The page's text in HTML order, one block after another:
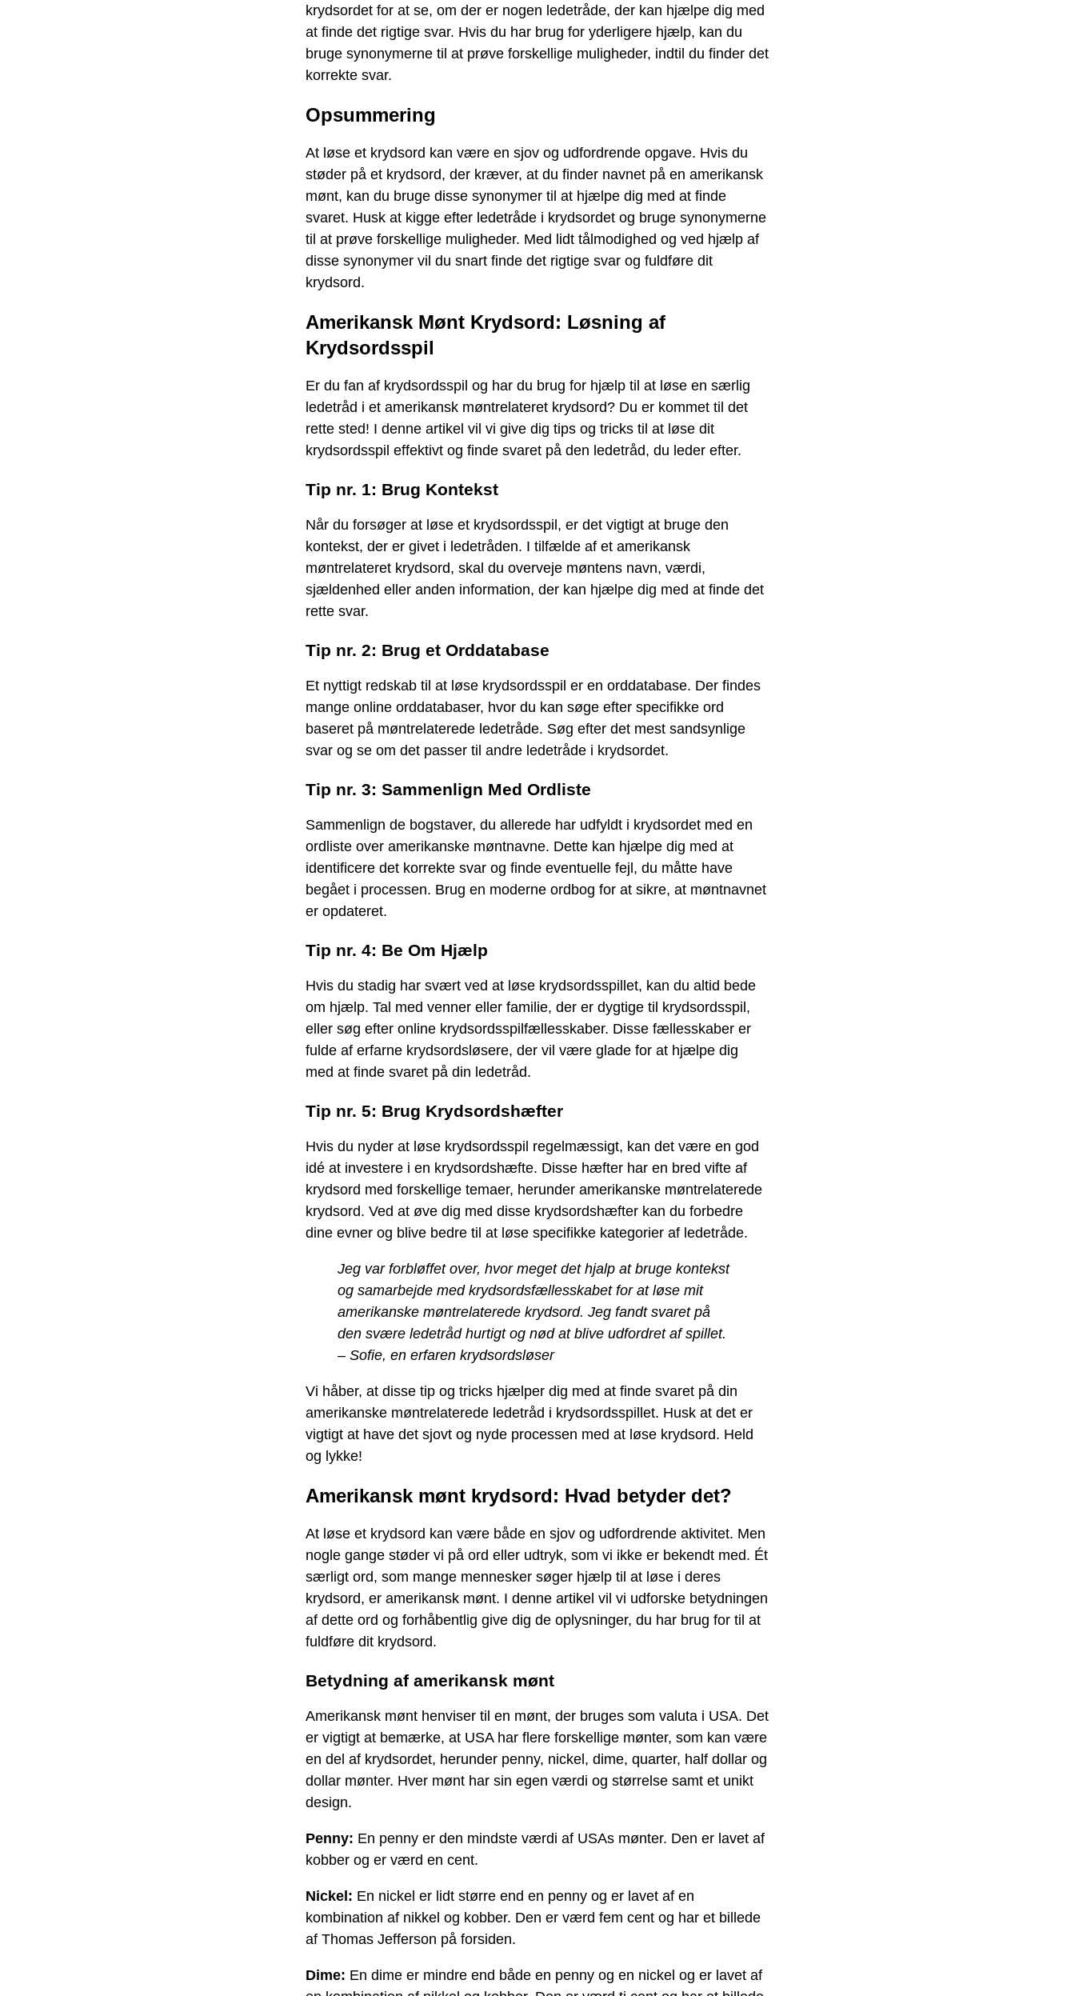
krydsordet for at se, om der er nogen ledetråde, der kan hjælpe dig med
at finde det rigtige svar. Hvis du har brug for yderligere hjælp, kan du
bruge synonymerne til at prøve forskellige muligheder, indtil du finder det
korrekte svar.
Opsummering
At løse et krydsord kan være en sjov og udfordrende opgave. Hvis du
støder på et krydsord, der kræver, at du finder navnet på en amerikansk
mønt, kan du bruge disse synonymer til at hjælpe dig med at finde
svaret. Husk at kigge efter ledetråde i krydsordet og bruge synonymerne
til at prøve forskellige muligheder. Med lidt tålmodighed og ved hjælp af
disse synonymer vil du snart finde det rigtige svar og fuldføre dit
krydsord.
Amerikansk Mønt Krydsord: Løsning af
Krydsordsspil
Er du fan af krydsordsspil og har du brug for hjælp til at løse en særlig
ledetråd i et amerikansk møntrelateret krydsord? Du er kommet til det
rette sted! I denne artikel vil vi give dig tips og tricks til at løse dit
krydsordsspil effektivt og finde svaret på den ledetråd, du leder efter.
Tip nr. 1: Brug Kontekst
Når du forsøger at løse et krydsordsspil, er det vigtigt at bruge den
kontekst, der er givet i ledetråden. I tilfælde af et amerikansk
møntrelateret krydsord, skal du overveje møntens navn, værdi,
sjældenhed eller anden information, der kan hjælpe dig med at finde det
rette svar.
Tip nr. 2: Brug et Orddatabase
Et nyttigt redskab til at løse krydsordsspil er en orddatabase. Der findes
mange online orddatabaser, hvor du kan søge efter specifikke ord
baseret på møntrelaterede ledetråde. Søg efter det mest sandsynlige
svar og se om det passer til andre ledetråde i krydsordet.
Tip nr. 3: Sammenlign Med Ordliste
Sammenlign de bogstaver, du allerede har udfyldt i krydsordet med en
ordliste over amerikanske møntnavne. Dette kan hjælpe dig med at
identificere det korrekte svar og finde eventuelle fejl, du måtte have
begået i processen. Brug en moderne ordbog for at sikre, at møntnavnet
er opdateret.
Tip nr. 4: Be Om Hjælp
Hvis du stadig har svært ved at løse krydsordsspillet, kan du altid bede
om hjælp. Tal med venner eller familie, der er dygtige til krydsordsspil,
eller søg efter online krydsordsspilfællesskaber. Disse fællesskaber er
fulde af erfarne krydsordsløsere, der vil være glade for at hjælpe dig
med at finde svaret på din ledetråd.
Tip nr. 5: Brug Krydsordshæfter
Hvis du nyder at løse krydsordsspil regelmæssigt, kan det være en god
idé at investere i en krydsordshæfte. Disse hæfter har en bred vifte af
krydsord med forskellige temaer, herunder amerikanske møntrelaterede
krydsord. Ved at øve dig med disse krydsordshæfter kan du forbedre
dine evner og blive bedre til at løse specifikke kategorier af ledetråde.
Jeg var forbløffet over, hvor meget det hjalp at bruge kontekst
og samarbejde med krydsordsfællesskabet for at løse mit
amerikanske møntrelaterede krydsord. Jeg fandt svaret på
den svære ledetråd hurtigt og nød at blive udfordret af spillet.
– Sofie, en erfaren krydsordsløser
Vi håber, at disse tip og tricks hjælper dig med at finde svaret på din
amerikanske møntrelaterede ledetråd i krydsordsspillet. Husk at det er
vigtigt at have det sjovt og nyde processen med at løse krydsord. Held
og lykke!
Amerikansk mønt krydsord: Hvad betyder det?
At løse et krydsord kan være både en sjov og udfordrende aktivitet. Men
nogle gange støder vi på ord eller udtryk, som vi ikke er bekendt med. Ét
særligt ord, som mange mennesker søger hjælp til at løse i deres
krydsord, er amerikansk mønt. I denne artikel vil vi udforske betydningen
af dette ord og forhåbentlig give dig de oplysninger, du har brug for til at
fuldføre dit krydsord.
Betydning af amerikansk mønt
Amerikansk mønt henviser til en mønt, der bruges som valuta i USA. Det
er vigtigt at bemærke, at USA har flere forskellige mønter, som kan være
en del af krydsordet, herunder penny, nickel, dime, quarter, half dollar og
dollar mønter. Hver mønt har sin egen værdi og størrelse samt et unikt
design.
Penny: En penny er den mindste værdi af USAs mønter. Den er lavet af
kobber og er værd en cent.
Nickel: En nickel er lidt større end en penny og er lavet af en
kombination af nikkel og kobber. Den er værd fem cent og har et billede
af Thomas Jefferson på forsiden.
Dime: En dime er mindre end både en penny og en nickel og er lavet af